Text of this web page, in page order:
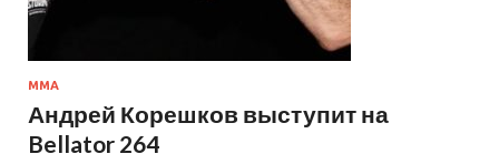
ММА
Андрей Корешков выступит на
Bellator 264